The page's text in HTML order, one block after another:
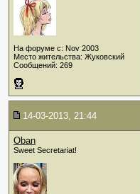
На форуме с: Nov 2003
Место жительства: Жуковский
Сообщений: 269
14-03-2013, 21:44
Oban
Sweet Secretariat!